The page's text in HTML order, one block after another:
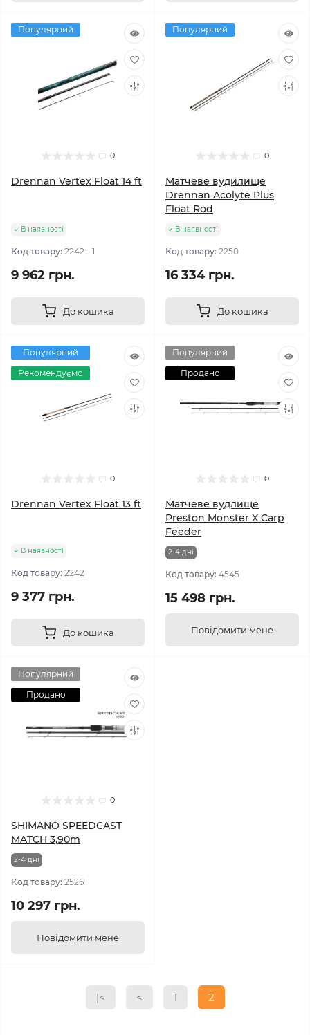
Популярний
0
Drennan Vertex Float 14 ft
В наявності
Код товару: 2242 - 1
9 962 грн.
До кошика
Популярний
0
Матчеве вудилище
Drennan Acolyte Plus
Float Rod
В наявності
Код товару: 2250
16 334 грн.
До кошика
Популярний
Рекомендуємо
0
Drennan Vertex Float 13 ft
В наявності
Код товару: 2242
9 377 грн.
До кошика
Популярний
Продано
0
Матчеве вудлище
Preston Monster X Carp
Feeder
2-4 днi
Код товару: 4545
15 498 грн.
Повідомити мене
Популярний
Продано
0
SHIMANO SPEEDCAST
MATCH 3,90m
2-4 днi
Код товару: 2526
10 297 грн.
Повідомити мене
|< < 1 2